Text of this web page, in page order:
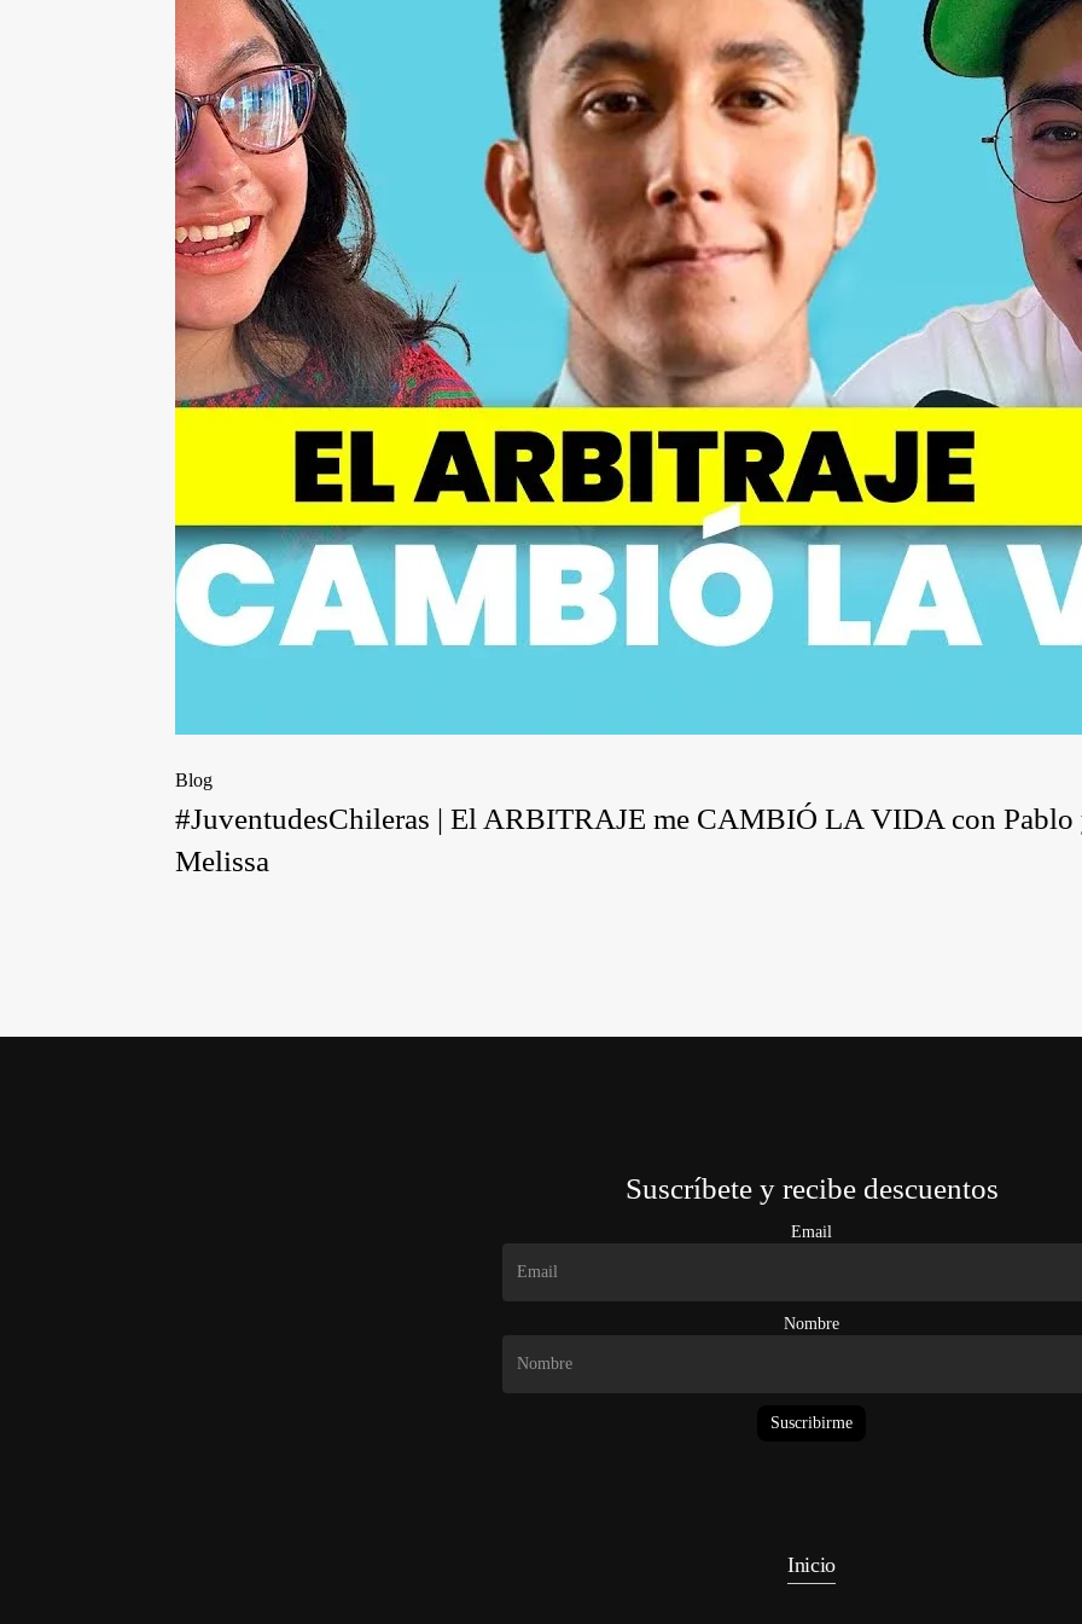
Blog
#JuventudesChileras | El ARBITRAJE me CAMBIÓ LA VIDA con Pablo
Melissa
Suscríbete y recibe descuentos
Email
Nombre
Suscribirme
Inicio